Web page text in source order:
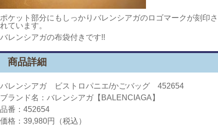
ポケット部分にもしっかりバレンシアガのロゴマークが刻印さ
れています。
バレンシアガの布袋付きです!!
商品詳細
バレンシアガ ビストロパニエ/かごバッグ 452654
ブランド名：バレンシアガ【BALENCIAGA】
品番：452654
価格：39,980円（税込）